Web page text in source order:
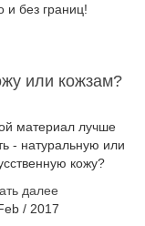
и без границ!
или кожзам?
материал лучше
- натуральную или
кожу?
далее
/ 2017